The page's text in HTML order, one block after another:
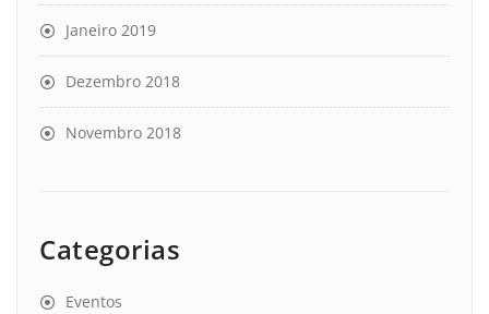
Janeiro 2019
Dezembro 2018
Novembro 2018
Categorias
Eventos